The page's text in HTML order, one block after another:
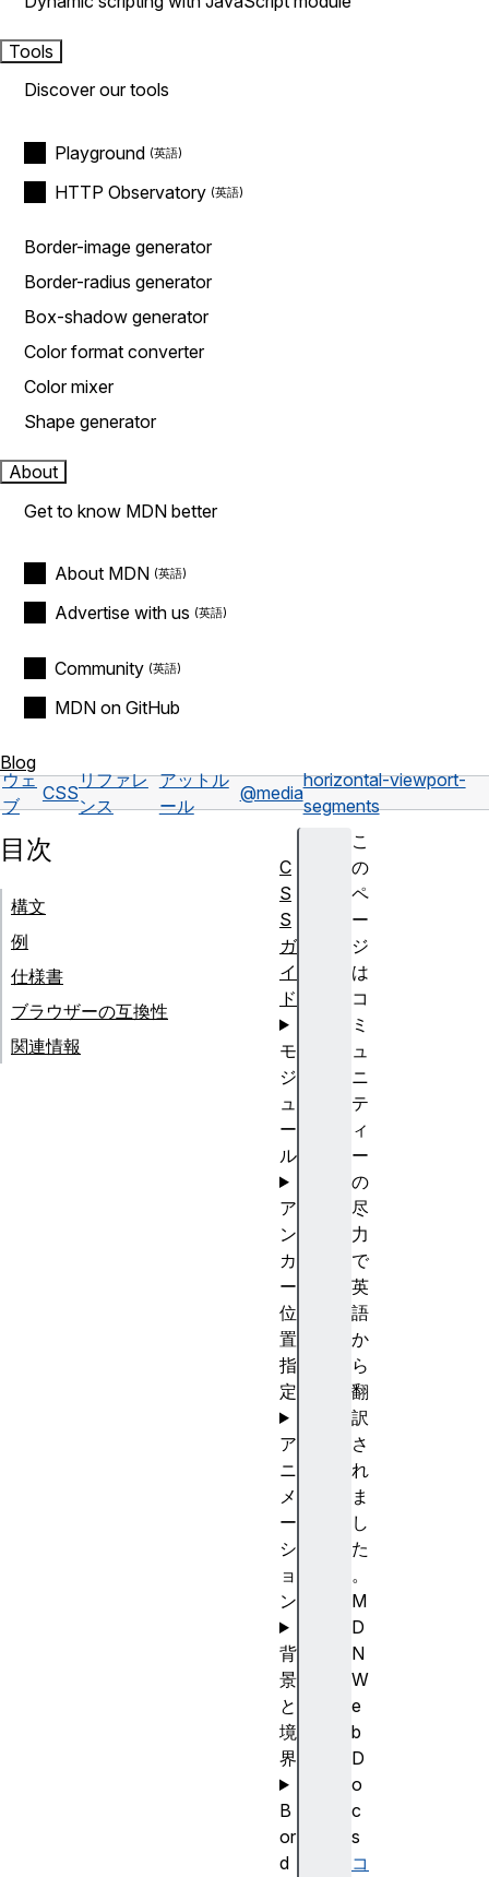
Tools
Discover our tools
Playground
HTTP Observatory
Border-image generator
Border-radius generator
Box-shadow generator
Color format converter
Color mixer
Shape generator
About
Get to know MDN better
About MDN
Advertise with us
Community
MDN on GitHub
Blog
ウェ
ブ
CSS
リファレ
ンス
アットル
ール
@media
horizontal-viewport-
segments
こ
の
ペ
ー
ジ
は
コ
ミ
ュ
ニ
テ
ィ
ー
の
尽
力
で
英
語
か
ら
翻
訳
さ
れ
ま
し
た
。
M
D
N
W
e
b
D
o
c
s
コ
目次
構文
例
仕様書
ブラウザーの互換性
関連情報
C
S
S
ガ
イ
ド
モ
ジ
ュ
ー
ル
ア
ン
カ
ー
位
置
指
定
ア
ニ
メ
ー
シ
ョ
ン
背
景
と
境
界
B
or
d